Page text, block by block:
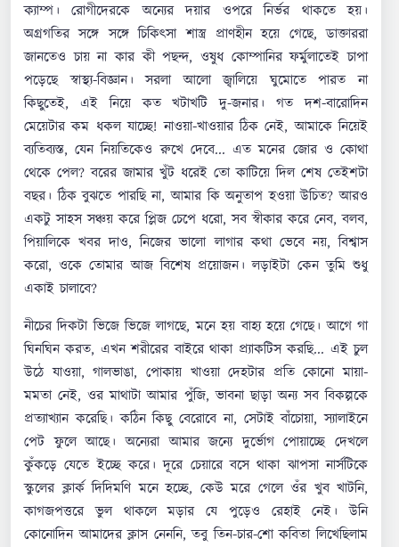
ক্যাম্প। রোগীদেরকে অন্যের দয়ার ওপরে নির্ভর থাকতে হয়।
অগ্রগতির সঙ্গে সঙ্গে চিকিৎসা শাস্ত্র প্রাণহীন হয়ে গেছে, ডাক্তাররা
জানতেও চায় না কার কী পছন্দ, ওষুধ কোম্পানির ফর্মুলাতেই চাপা
পড়েছে স্বাস্থ্য-বিজ্ঞান। সরলা আলো জ্বালিয়ে ঘুমোতে পারত না
কিছুতেই, এই নিয়ে কত খটাখটি দু-জনার। গত দশ-বারোদিন
মেয়েটার কম ধকল যাচ্ছে! নাওয়া-খাওয়ার ঠিক নেই, আমাকে নিয়েই
ব্যতিব্যস্ত, যেন নিয়তিকেও রুখে দেবে... এত মনের জোর ও কোথা
থেকে পেল? বরের জামার খুঁট ধরেই তো কাটিয়ে দিল শেষ তেইশটা
বছর। ঠিক বুঝতে পারছি না, আমার কি অনুতাপ হওয়া উচিত? আরও
একটু সাহস সঞ্চয় করে প্লিজ চেপে ধরো, সব স্বীকার করে নেব, বলব,
পিয়ালিকে খবর দাও, নিজের ভালো লাগার কথা ভেবে নয়, বিশ্বাস
করো, ওকে তোমার আজ বিশেষ প্রয়োজন। লড়াইটা কেন তুমি শুধু
একাই চালাবে?
নীচের দিকটা ভিজে ভিজে লাগছে, মনে হয় বাহ্য হয়ে গেছে। আগে গা
ঘিনঘিন করত, এখন শরীরের বাইরে থাকা প্র্যাকটিস করছি... এই চুল
উঠে যাওয়া, গালভাঙা, পোকায় খাওয়া দেহটার প্রতি কোনো মায়া-
মমতা নেই, ওর মাথাটা আমার পুঁজি, ভাবনা ছাড়া অন্য সব বিকল্পকে
প্রত্যাখ্যান করেছি। কঠিন কিছু বেরোবে না, সেটাই বাঁচোয়া, স্যালাইনে
পেট ফুলে আছে। অন্যেরা আমার জন্যে দুর্ভোগ পোয়াচ্ছে দেখলে
কুঁকড়ে যেতে ইচ্ছে করে। দূরে চেয়ারে বসে থাকা ঝাপসা নার্সটিকে
স্কুলের ক্লার্ক দিদিমণি মনে হচ্ছে, কেউ মরে গেলে ওঁর খুব খাটনি,
কাগজপত্তরে ভুল থাকলে মড়ার যে পুড়েও রেহাই নেই। উনি
কোনোদিন আমাদের ক্লাস নেননি, তবু তিন-চার-শো কবিতা লিখেছিলাম